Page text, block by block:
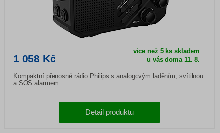
1 058 Kč
více než 5 ks skladem
u vás doma11. 8.
Kompaktní přenosné rádio Philips s analogovým laděním, svítilnou
a SOS alarmem.
Detail produktu